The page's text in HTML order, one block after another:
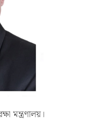
মন্ত্রণালয়।